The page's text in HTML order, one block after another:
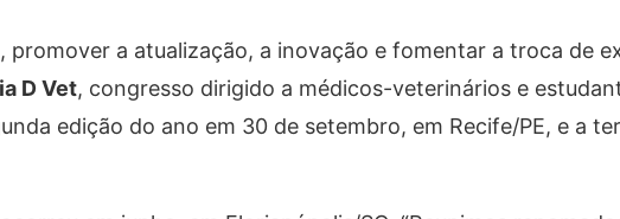
promover a atualização, a inovação e fomentar a troca de
D Vet, congresso dirigido a médicos-veterinários e
edição do ano em 30 de setembro, em Recife/PE, e a